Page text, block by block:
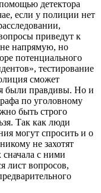
детектора
если у полиции нет
приведут к
напрямую, но
потенциального
тестирование
сможет
были правдивы. Но и
по уголовному
быть строго
Так как люди
могут спросить и о
не захотят
с ними
лист вопросов,